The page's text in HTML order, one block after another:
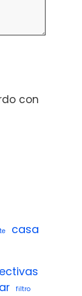
con
casa
filtro